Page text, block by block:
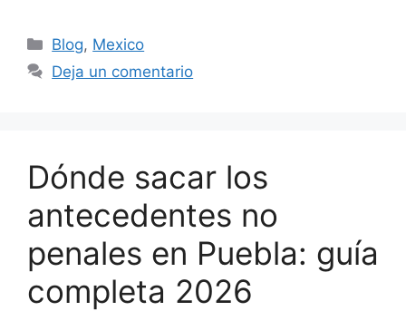
Categorías
Blog, Mexico
Deja un comentario
Dónde sacar los
antecedentes no
penales en Puebla: guía
completa 2026